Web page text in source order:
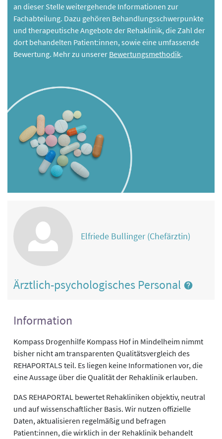
an dieser Stelle weitergehende Informationen zur
Fachabteilung. Dazu gehören Behandlungsschwerpunkte
und therapeutische Angebote der Rehaklinik, die Zahl der
dort behandelten Patient:innen, sowie eine umfassende
Bewertung. Mehr zu unserer Bewertungsmethodik.
Elfriede Bullinger (Chefärztin)
Ärztlich-psychologisches Personal
Information
Kompass Drogenhilfe Kompass Hof in Mindelheim nimmt
bisher nicht am transparenten Qualitätsvergleich des
REHAPORTALS teil. Es liegen keine Informationen vor, die
eine Aussage über die Qualität der Rehaklinik erlauben.
DAS REHAPORTAL bewertet Rehakliniken objektiv, neutral
und auf wissenschaftlicher Basis. Wir nutzen offizielle
Daten, aktualisieren regelmäßig und befragen
Patient:innen, die wirklich in der Rehaklinik behandelt